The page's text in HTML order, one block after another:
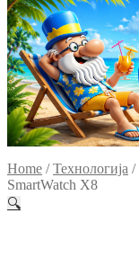
Home /Технологија /
SmartWatch X8
🔍